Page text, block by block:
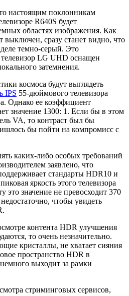
настоящим поклонникам
R640S будет
областях изображения. Как
выключен, сразу станет видно, что
темно-серый. Это
LG UHD оснащен
затемнения.
космоса будут выглядеть
IPS 55-дюймового телевизора
Однако ее коэффициент
значение 1300: 1. Если бы в этом
VA, то контраст был бы
бы пойти на компромисс с
каких-либо особых требований
заявлено, что
стандарты HDR10 и
яркость этого телевизора
это значение не превосходит 370
чтобы увидеть
контента HDR улучшения
то очень незначительно.
кристаллы, не хватает сияния
пространство HDR в
выходит за рамки
стриминговых сервисов,